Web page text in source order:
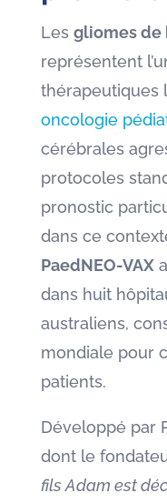
Les gliomes de
représentent
thérapeutiques
oncologie
cérébrales
protocoles
pronostic
dans ce
PaedNEO-VAX
dans huit
australiens,
mondiale pour
patients.
Développé par
dont le
fils Adam est